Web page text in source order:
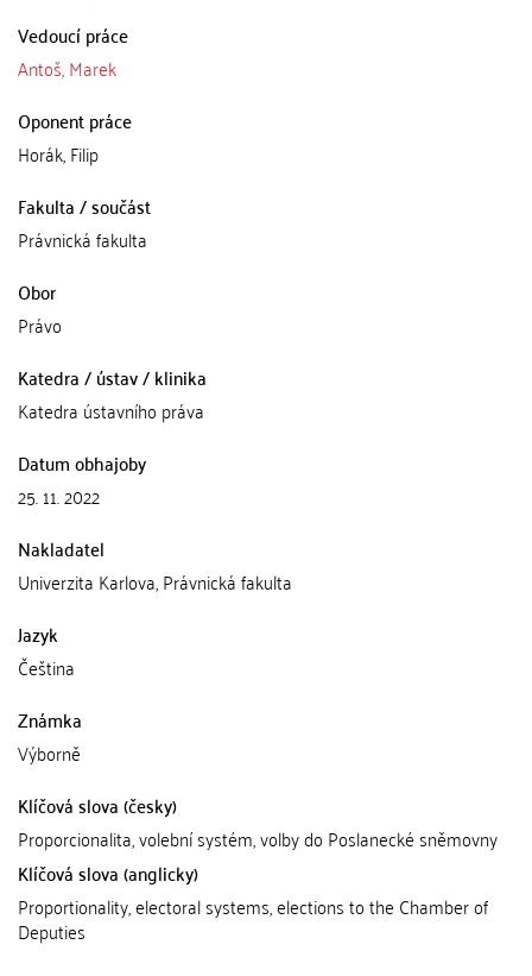
Vedoucí práce
Antoš, Marek
Oponent práce
Horák, Filip
Fakulta / součást
Právnická fakulta
Obor
Právo
Katedra / ústav / klinika
Katedra ústavního práva
Datum obhajoby
25. 11. 2022
Nakladatel
Univerzita Karlova, Právnická fakulta
Jazyk
Čeština
Známka
Výborně
Klíčová slova (česky)
Proporcionalita, volební systém, volby do Poslanecké sněmovny
Klíčová slova (anglicky)
Proportionality, electoral systems, elections to the Chamber of
Deputies